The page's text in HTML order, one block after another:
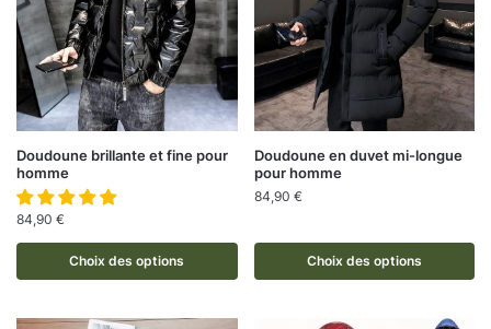
Doudoune brillante et fine pour
homme
84,90 €
Choix des options
Doudoune en duvet mi-longue
pour homme
84,90 €
Choix des options